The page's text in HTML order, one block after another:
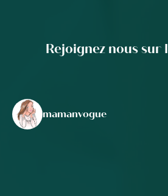
Rejoignez nous sur
mamanvogue